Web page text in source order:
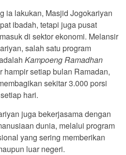
ia lakukan, Masjid Jogokariyan
ibadah, tetapi juga pusat
di sektor ekonomi. Melansir
salah satu program
Kampoeng Ramadhan
hampir setiap bulan Ramadan,
sekitar 3.000 porsi
hari.
juga bekerjasama dengan
dunia, melalui program
yang sering memberikan
luar negeri.